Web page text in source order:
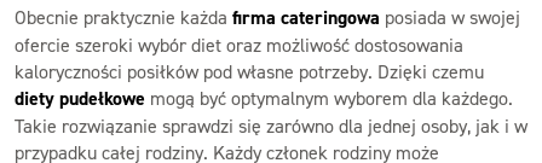
Obecnie praktycznie każda firma cateringowa posiada w swojej
ofercie szeroki wybór diet oraz możliwość dostosowania
kaloryczności posiłków pod własne potrzeby. Dzięki czemu
diety pudełkowe mogą być optymalnym wyborem dla każdego.
Takie rozwiązanie sprawdzi się zarówno dla jednej osoby, jak i w
przypadku całej rodziny. Każdy członek rodziny może